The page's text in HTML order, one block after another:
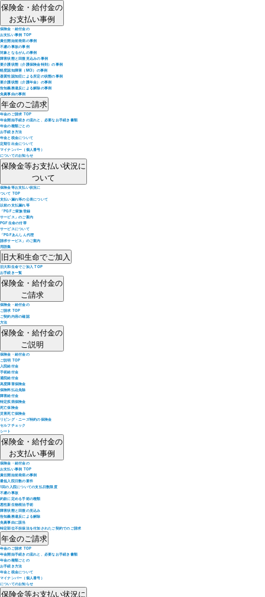
保険金・給付金の
お支払い事例
保険金・給付金の
お支払い事例 TOP
責任開始前発病の事例
不慮の事故の事例
対象となるがんの事例
障害状態と回復見込みの事例
要介護状態（介護保険金特則）の事例
軽度認知障害（MCI）の事例
器質性認知症による所定の状態の事例
要介護状態（介護年金）の事例
告知義務違反による解除の事例
免責事由の事例
年金のご請求
年金のご請求 TOP
年金開始手続きの流れと、必要なお手続き書類
年金の種類ごとの
お手続き方法
年金と税金について
定期引出金について
マイナンバー（個人番号）
についてのお知らせ
保険金等お支払い状況に
ついて
保険金等お支払い状況に
ついて TOP
支払い漏れ等の公表について
以前の支払漏れ等
「PGFご家族登録
サービス」のご案内
PGF生命の付帯
サービスについて
「PGFあんしん代理
請求サービス」のご案内
用語集
旧大和生命でご加入
旧大和生命でご加入 TOP
お手続き一覧
保険金・給付金の
ご請求
保険金・給付金の
ご請求 TOP
ご契約内容の確認
方法
保険金・給付金の
ご説明
保険金・給付金の
ご説明 TOP
入院給付金
手術給付金
通院給付金
高度障害保険金
保険料払込免除
障害給付金
特定疾病保険金
死亡保険金
災害死亡保険金
リビング・ニーズ特約の保険金
セルフチェック
シート
保険金・給付金の
お支払い事例
保険金・給付金の
お支払い事例 TOP
責任開始前発病の事例
最低入院日数の要件
1回の入院についての支払日数限度
不慮の事故
約款に定める手術の種類
悪性新生物根治手術
障害状態と回復の見込み
告知義務違反による解除
免責事由に該当
特定部位不担保法を付加されたご契約でのご請求
年金のご請求
年金のご請求 TOP
年金開始手続きの流れと、必要なお手続き書類
年金の種類ごとの
お手続き方法
年金と税金について
マイナンバー（個人番号）
についてのお知らせ
保険金等お支払い状況に